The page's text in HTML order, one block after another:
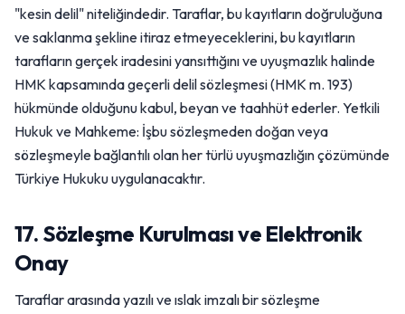
"kesin delil" niteliğindedir. Taraflar, bu kayıtların doğruluğuna
ve saklanma şekline itiraz etmeyeceklerini, bu kayıtların
tarafların gerçek iradesini yansıttığını ve uyuşmazlık halinde
HMK kapsamında geçerli delil sözleşmesi (HMK m. 193)
hükmünde olduğunu kabul, beyan ve taahhüt ederler. Yetkili
Hukuk ve Mahkeme: İşbu sözleşmeden doğan veya
sözleşmeyle bağlantılı olan her türlü uyuşmazlığın çözümünde
Türkiye Hukuku uygulanacaktır.
17. Sözleşme Kurulması ve Elektronik
Onay
Taraflar arasında yazılı ve ıslak imzalı bir sözleşme